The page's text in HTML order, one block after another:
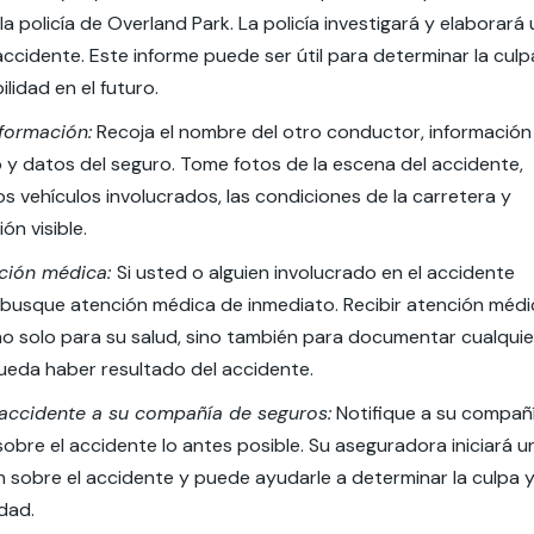
policía de Overland Park. La policía investigará y elaborará
Este informe puede ser útil para determinar la
en el futuro.
Recoja el nombre del otro conductor, información
datos del seguro. Tome fotos de la escena del accidente,
vehículos involucrados, las condiciones de la carretera y
visible.
médica: Si usted o alguien involucrado en el accidente
atención médica de inmediato. Recibir atención
solo para su salud, sino también para documentar
haber resultado del accidente.
a su compañía de seguros:Notifique a su
el accidente lo antes posible. Su aseguradora iniciará
sobre el accidente y puede ayudarle a determinar la culpa